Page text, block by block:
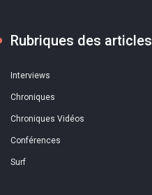
Rubriques des articles
Interviews
Chroniques
Chroniques Vidéos
Conférences
Surf